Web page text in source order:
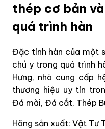
thép cơ bản
quá trình hàn
Đặc tính hàn của một
chú y trong quá trình
Hưng, nhà cung cấp
thương hiệu uy tín
Đá mài, Đá cắt, Thép
Hãng sản xuất: Vật Tư